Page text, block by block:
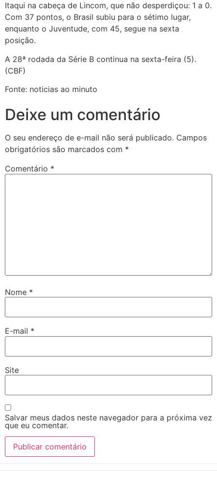
Itaqui na cabeça de Lincom, que não desperdiçou: 1 a 0.
Com 37 pontos, o Brasil subiu para o sétimo lugar,
enquanto o Juventude, com 45, segue na sexta
posição.
A 28ª rodada da Série B continua na sexta-feira (5).
(CBF)
Fonte: noticias ao minuto
Deixe um comentário
O seu endereço de e-mail não será publicado. Campos
obrigatórios são marcados com *
Comentário *
Nome *
E-mail *
Site
Salvar meus dados neste navegador para a próxima vez
que eu comentar.